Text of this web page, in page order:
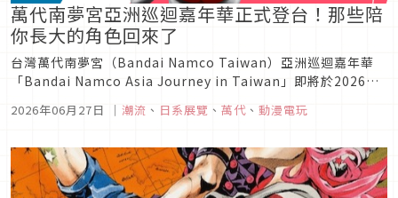
萬代南夢宮亞洲巡迴嘉年華正式登台！那些陪
你長大的角色回來了
台灣萬代南夢宮（Bandai Namco Taiwan）亞洲巡迴嘉年華
「Bandai Namco Asia Journey in Taiwan」即將於2026年7
大主題展區，以及超過30項活動限定商品，帶領玩具迷、模型愛
2026年06月27日 ｜ 潮流 、 日系展覽 、 萬代 、 動漫電玩